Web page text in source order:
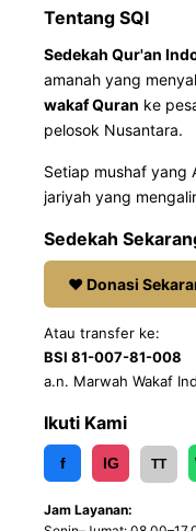
Tentang SQI
Sedekah Qur'an
amanah yang
wakaf Quran ke
pelosok Nusantara.
Setiap mushaf yang
jariyah yang
Sedekah
❤ Donasi
Atau transfer ke:
BSI 81-007-81-008
a.n. Marwah Wakaf
Ikuti Kami
f IG TT
Jam Layanan: